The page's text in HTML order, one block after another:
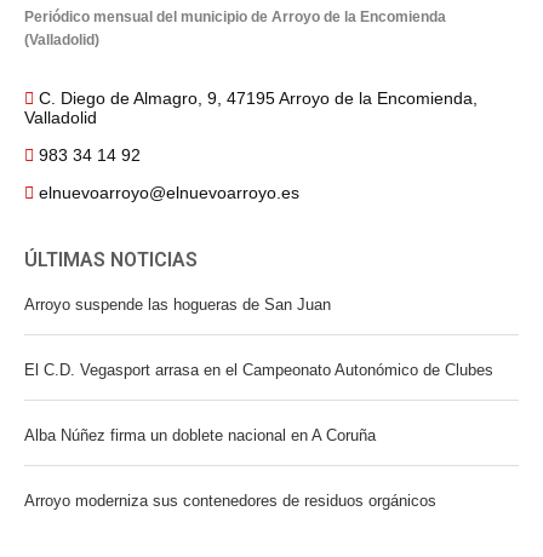
Periódico mensual del municipio de Arroyo de la Encomienda
(Valladolid)
C. Diego de Almagro, 9, 47195 Arroyo de la Encomienda,
Valladolid
983 34 14 92
elnuevoarroyo@elnuevoarroyo.es
ÚLTIMAS NOTICIAS
Arroyo suspende las hogueras de San Juan
El C.D. Vegasport arrasa en el Campeonato Autonómico de Clubes
Alba Núñez firma un doblete nacional en A Coruña
Arroyo moderniza sus contenedores de residuos orgánicos